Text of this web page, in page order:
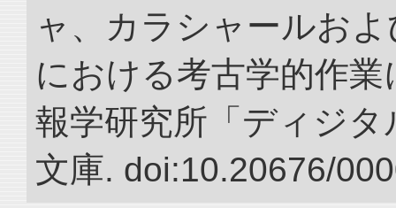
ャ、カラシャールお
における考古学的作
報学研究所「ディジ
文庫. doi:10.20676/